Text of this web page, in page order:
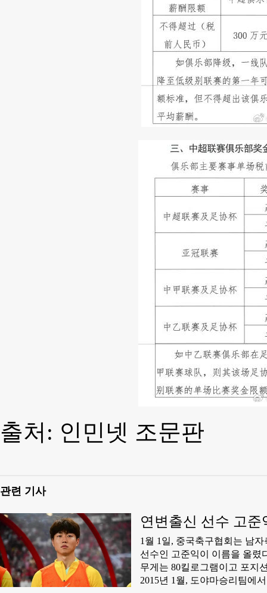
출처: 인민넷 조문판
관련 기사
연변출신 선수 고
1월 1일, 중국축구협회는 남
선수인 고준익이 이름을 올렸
무게는 80킬로그램이고 포지
2015년 1월, 도야마승리팀에